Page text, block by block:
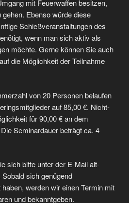
mit Feuerwaffen besitzen,
Ebenso würde diese
Schießveranstaltungen des
wenn man sich aktiv als
möchte. Gerne können Sie auch
die Möglichkeit der Teilnahme
von 20 Personen belaufen
auf 85,00 €. Nicht-
für 90,00 € an dem
Seminardauer beträgt ca. 4
sich bitte unter der E-Mail alt-
sich genügend
werden wir einen Termin mit
und bekanntgeben.